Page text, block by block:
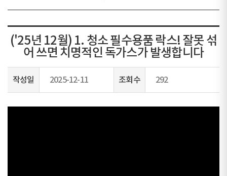
('25년 12월) 1. 청소 필수용품 락스! 잘못 섞
어 쓰면 치명적인 독가스가 발생합니다
작성일 2025-12-11 조회수 292